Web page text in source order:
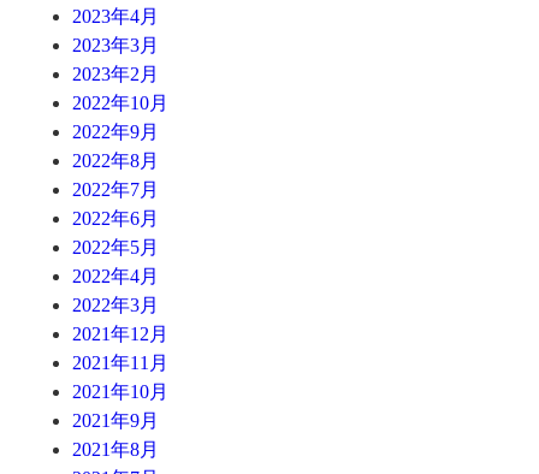
2023年4月
2023年3月
2023年2月
2022年10月
2022年9月
2022年8月
2022年7月
2022年6月
2022年5月
2022年4月
2022年3月
2021年12月
2021年11月
2021年10月
2021年9月
2021年8月